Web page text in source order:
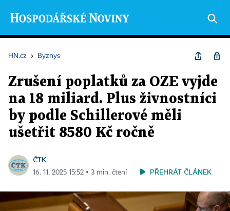
HN.cz › Byznys
Zrušení poplatků za OZE vyjde
na 18 miliard. Plus živnostníci
by podle Schillerové měli
ušetřit 8580 Kč ročně
ČTK
16. 11. 2025 15:52 ▪ 3 min. čtení PŘEHRÁT ČLÁNEK